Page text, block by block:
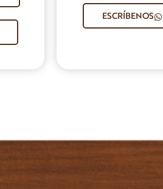
ESCRÍBENOS